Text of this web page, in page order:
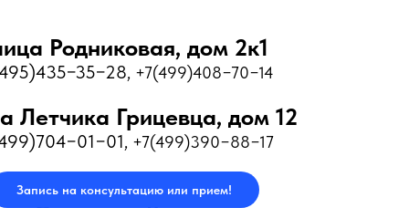
Родниковая, дом 2к1
, +7(499)408−70−14
Летчика Грицевца, дом 12
, +7(499)390−88−17
Запись на консультацию или прием!